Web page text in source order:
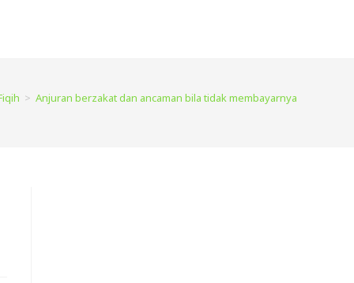
> Anjuran berzakat dan ancaman bila tidak membayarnya